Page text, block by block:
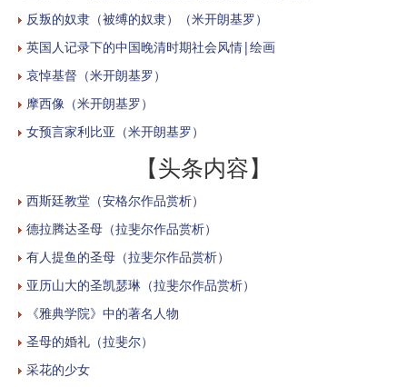
反叛的奴隶（被缚的奴隶）（米开朗基罗）
英国人记录下的中国晚清时期社会风情|绘画
哀悼基督（米开朗基罗）
摩西像（米开朗基罗）
女预言家利比亚（米开朗基罗）
【头条内容】
西斯廷教堂（安格尔作品赏析）
德拉腾达圣母（拉斐尔作品赏析）
有人提鱼的圣母（拉斐尔作品赏析）
亚历山大的圣凯瑟琳（拉斐尔作品赏析）
《雅典学院》中的著名人物
圣母的婚礼（拉斐尔）
采花的少女